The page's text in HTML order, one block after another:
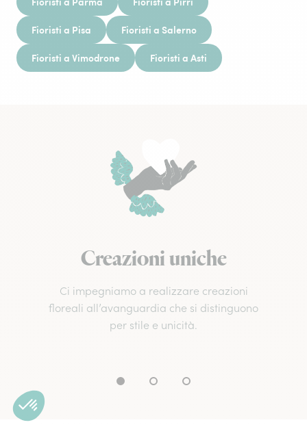
Fioristi a Pisa Fioristi a Salerno
Fioristi a Vimodrone Fioristi a Asti
Creazioni uniche
Ci impegniamo a realizzare creazioni
floreali all’avanguardia che si distinguono
per stile e unicità.